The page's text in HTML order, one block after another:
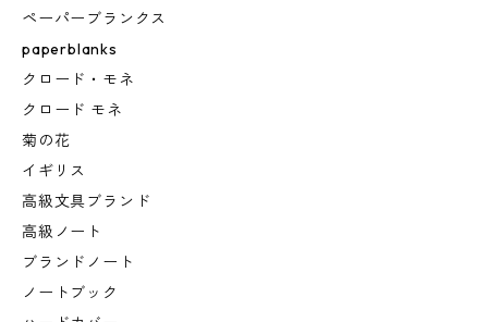
ペーパーブランクス
paperblanks
クロード・モネ
クロード モネ
菊の花
イギリス
高級文具ブランド
高級ノート
ブランドノート
ノートブック